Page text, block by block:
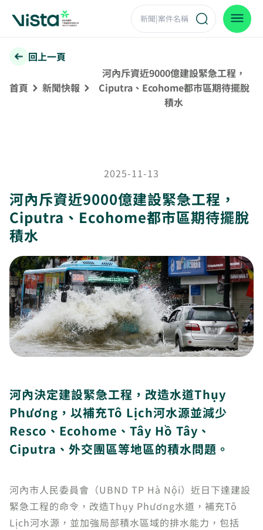
回上一頁
首頁 新聞快報
河內斥資近9000億建設緊急工程，
Ciputra、Ecohome都市區期待擺脫
積水
2025-11-13
河內斥資近9000億建設緊急工程，
Ciputra、Ecohome都市區期待擺脫
積水
河內決定建設緊急工程，改造水道Thụy
Phương，以補充Tô Lịch河水源並減少
Resco、Ecohome、Tây Hồ Tây、
Ciputra、外交團區等地區的積水問題。
河內市人民委員會（UBND TP Hà Nội）近日下達建設
緊急工程的命令，改造Thụy Phương水道，補充Tô
Lịch河水源，並加強局部積水區域的排水能力，包括